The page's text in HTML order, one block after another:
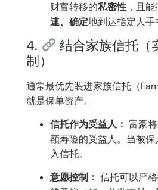
财富转移的私密性 ，且
速、确定地到达指定人手
4.
结合家族信托（
制）
通常最优先装进家族信托（
就是保单资产。
信托作为受益人： 富豪
额寿险的受益人。当被
入信托。
意愿控制： 信托可以严